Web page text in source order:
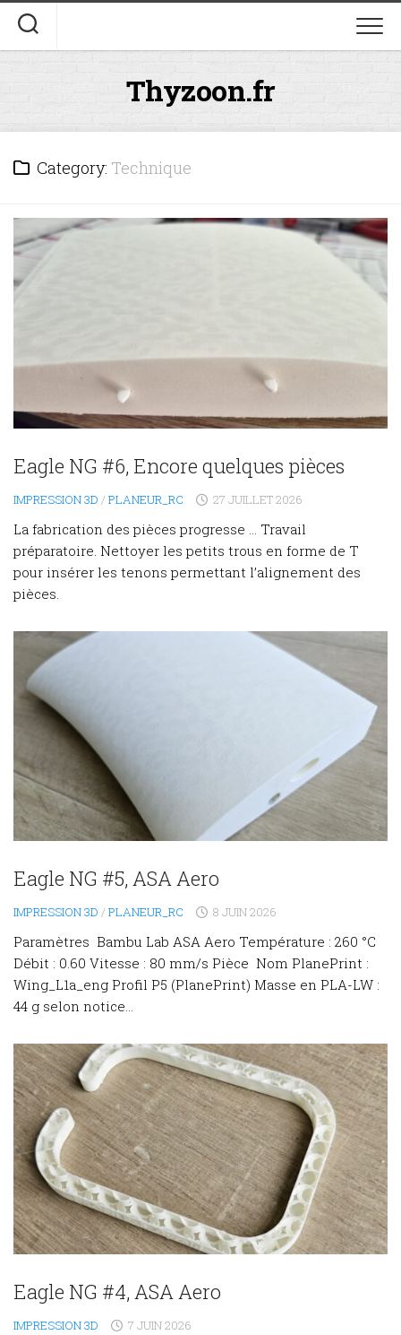
Skip
content
Thyzoon.fr
Category: Technique
Eagle NG #6, Encore quelques pièces
IMPRESSION 3D /PLANEUR_RC 27 JUILLET 2026
La fabrication des pièces progresse … Travail
préparatoire. Nettoyer les petits trous en forme de T
pour insérer les tenons permettant l’alignement des
pièces.
Eagle NG #5, ASA Aero
IMPRESSION 3D /PLANEUR_RC 8 JUIN 2026
Paramètres Bambu Lab ASA Aero Température : 260 °C
Débit : 0.60 Vitesse : 80 mm/s Pièce Nom PlanePrint :
Wing_L1a_eng Profil P5 (PlanePrint) Masse en PLA-LW :
44 g selon notice...
Eagle NG #4, ASA Aero
IMPRESSION 3D 7 JUIN 2026